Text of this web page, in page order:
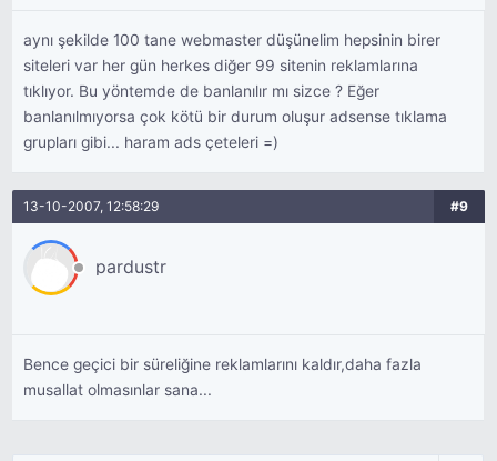
aynı şekilde 100 tane webmaster düşünelim hepsinin birer
siteleri var her gün herkes diğer 99 sitenin reklamlarına
tıklıyor. Bu yöntemde de banlanılır mı sizce ? Eğer
banlanılmıyorsa çok kötü bir durum oluşur adsense tıklama
grupları gibi... haram ads çeteleri =)
13-10-2007, 12:58:29 #9
pardustr
Bence geçici bir süreliğine reklamlarını kaldır,daha fazla
musallat olmasınlar sana...